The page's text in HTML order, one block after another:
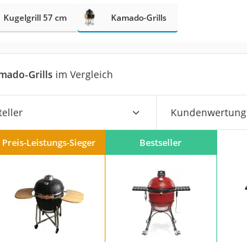
Laubsauger
Palmen
Kugelgrill 57 cm Kamado-Grills
Grills im Vergleich
Kundenwertung
Preis-Leistungs-Sieger Bestseller